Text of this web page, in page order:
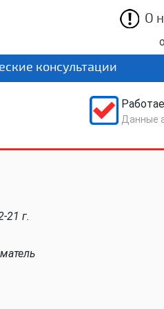
О
консультации
Данные
21 г.